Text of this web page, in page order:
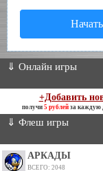
⇓ Онлайн игры
+Добавить
получи 5 рублейза каждую
⇓ Флеш игры
АРКАДЫ
ВСЕГО: 2048